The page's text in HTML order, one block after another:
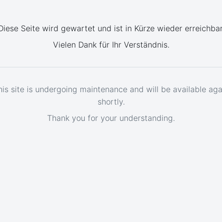
Seite wird gewartet und ist in Kürze wieder
Vielen Dank für Ihr Verständnis.
site is undergoing maintenance and will be available
shortly.
Thank you for your understanding.